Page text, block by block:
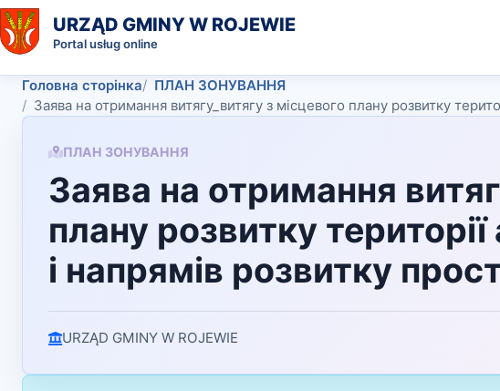
URZĄD GMINY W ROJEWIE
Portal usług online
Головна сторінка
ПЛАН ЗОНУВАННЯ
Заява на отримання витягу_витягу з місцевого плану розвитку
ПЛАН ЗОНУВАННЯ
Заява на отримання
плану розвитку
і напрямів розвитку
URZĄD GMINY W ROJEWIE